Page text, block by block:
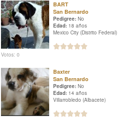
BART
San Bernardo
Pedigree: No
Edad: 18 años
Mexico City (Distrito Federal)
Votos: 0
Baxter
San Bernardo
Pedigree: No
Edad: 14 años
Villarrobledo (Albacete)